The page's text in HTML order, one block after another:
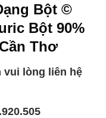
Bột ©
Bột 90%
Thơ
vui lòng liên hệ